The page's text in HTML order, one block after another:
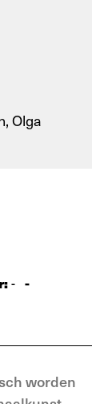
Olga
- -
worden